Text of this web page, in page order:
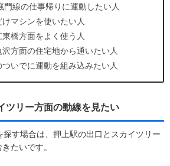
門線の仕事帰りに運動したい人
マシンを使いたい人
橋方面をよく使う人
方面の住宅地から通いたい人
いでに運動を組み込みたい人
ツリー方面の動線を見たい
す場合は、押上駅の出口とスカイツリー
たいです。